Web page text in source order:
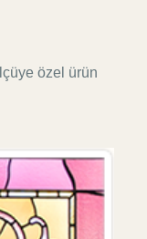
özel ürün